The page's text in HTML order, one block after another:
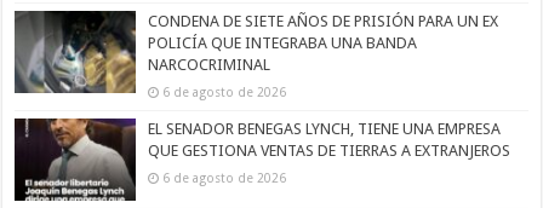
CONDENA DE SIETE AÑOS DE PRISIÓN PARA UN EX
POLICÍA QUE INTEGRABA UNA BANDA
NARCOCRIMINAL
6 de agosto de 2026
EL SENADOR BENEGAS LYNCH, TIENE UNA EMPRESA
QUE GESTIONA VENTAS DE TIERRAS A EXTRANJEROS
6 de agosto de 2026